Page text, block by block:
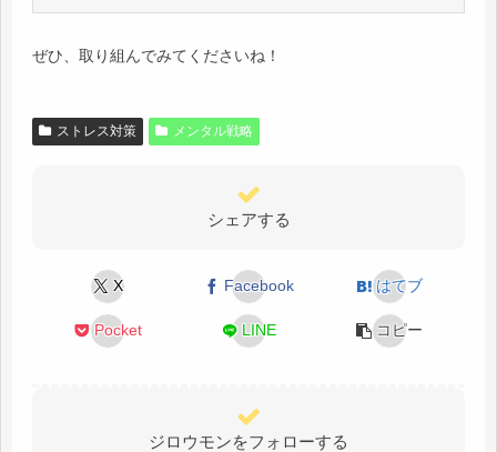
ぜひ、取り組んでみてくださいね！
ストレス対策 メンタル戦略
シェアする
X Facebook はてブ
Pocket LINE コピー
ジロウモンをフォローする